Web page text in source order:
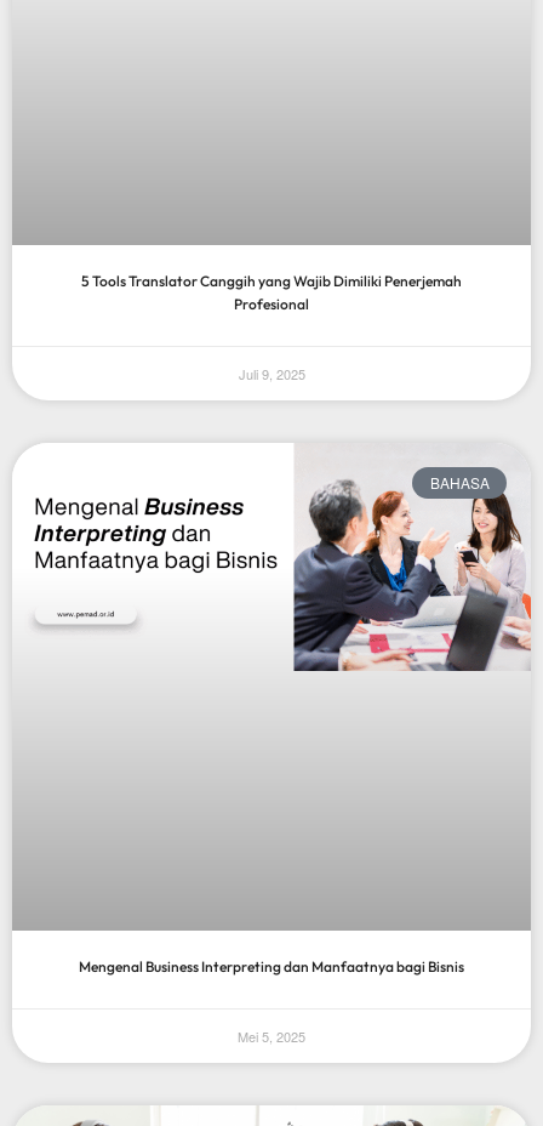
5 Tools Translator Canggih yang Wajib Dimiliki Penerjemah
Profesional
Juli 9, 2025
BAHASA
Mengenal Business Interpreting dan Manfaatnya bagi Bisnis
Mei 5, 2025